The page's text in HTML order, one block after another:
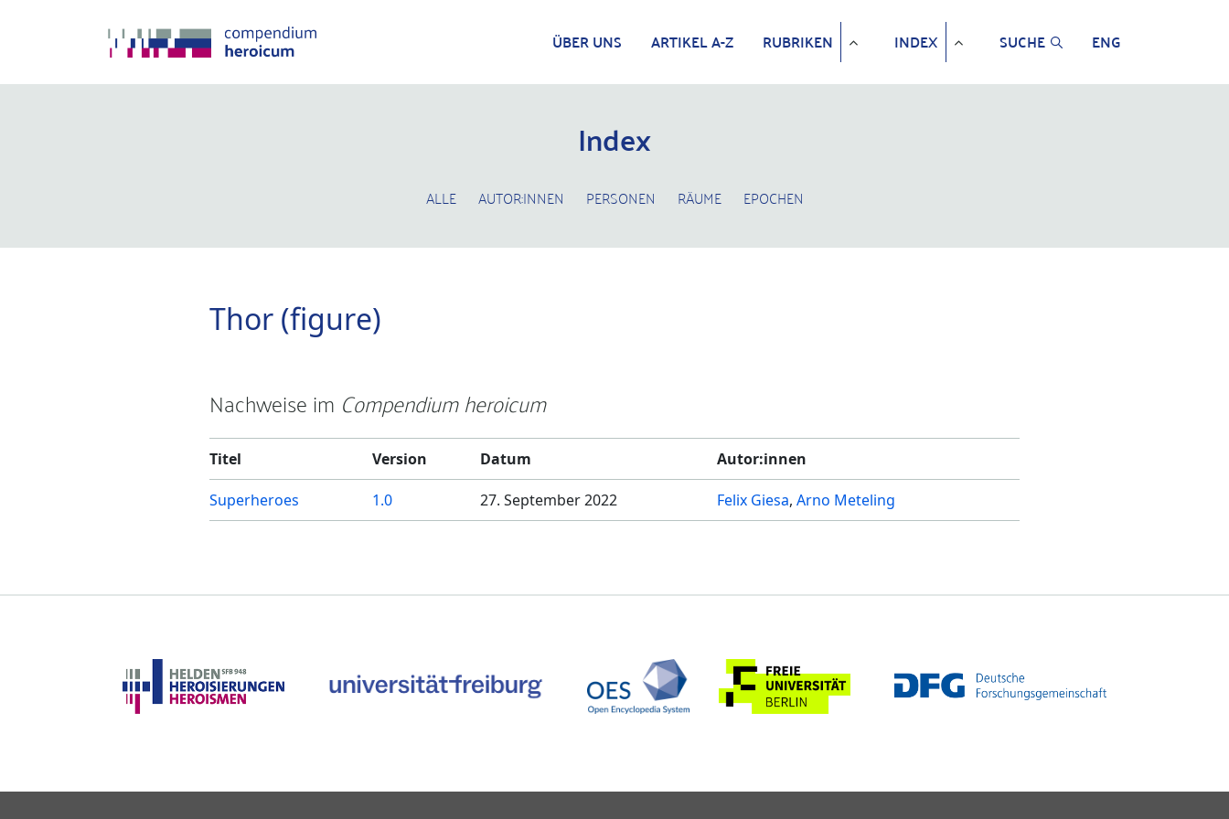
ÜBER UNS ARTIKEL A-Z RUBRIKEN INDEX SUCHE ENG
Index
ALLE AUTOR:INNEN PERSONEN RÄUME EPOCHEN
Thor (figure)
Nachweise im Compendium heroicum
Titel Version Datum Autor:innen
Superheroes 1.0 27. September 2022 Felix Giesa Arno Meteling